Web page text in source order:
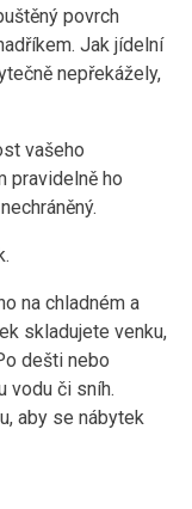
povrch
Jak jídelní
nepřekážely,
vašeho
pravidelně ho
na chladném a
skladujete venku,
dešti nebo
vodu či sníh.
aby se nábytek